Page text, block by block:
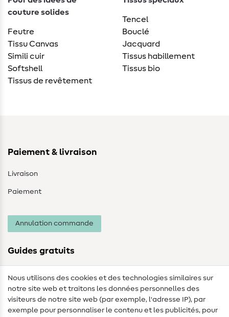
couture solides
Feutre
Tissu Canvas
Simili cuir
Softshell
Tissus de revêtement
Tencel
Bouclé
Jacquard
Tissus habillement
Tissus bio
Paiement & livraison
Livraison
Paiement
Annulation commande
Guides gratuits
Lexique de couture
Tutos de couture
Nous utilisons des cookies et des technologies similaires sur
notre site web et traitons les données personnelles des
visiteurs de notre site web (par exemple, l'adresse IP), par
exemple pour personnaliser le contenu et les publicités, pour